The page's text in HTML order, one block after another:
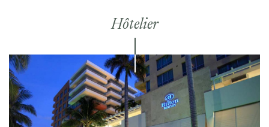
Commercial à louer
Blogue
Carrières
Contact
Hôtelier